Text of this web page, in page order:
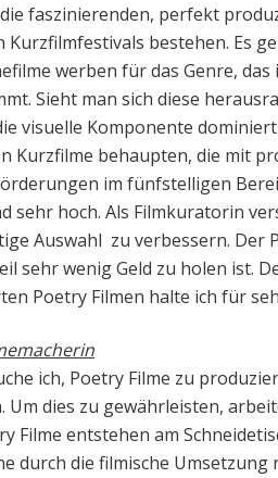
faszinierenden, perfekt
bestehen. Es
werben für das Genre,
Sieht man sich diese
visuelle Komponente
Kurzfilme behaupten, die mit
im fünfstelligen
sehr hoch. Als Filmkuratorin
Auswahl zu verbessern. Der
sehr wenig Geld zu holen ist.
Poetry Filmen halte ich für
ich, Poetry Filme zu
Um dies zu gewährleisten,
Filme entstehen am
durch die filmische Umsetzung